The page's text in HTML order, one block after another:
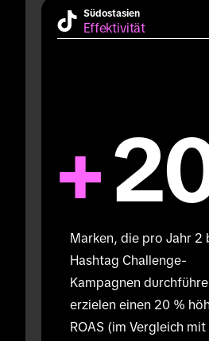
Südostasien
Effektivität
+
Marken, die pro Jahr 2
Hashtag Challenge-
Kampagnen
erzielen einen 20 %
ROAS (im Vergleich mit